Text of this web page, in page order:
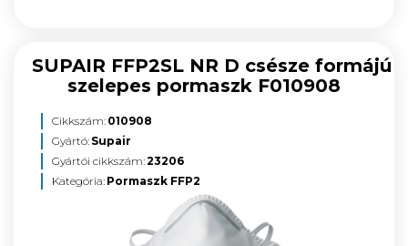
SUPAIR FFP2SL NR D csésze formájú
szelepes pormaszk F010908
Cikkszám: 010908
Gyártó: Supair
Gyártói cikkszám:23206
Kategória: Pormaszk FFP2